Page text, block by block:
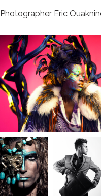
Photographer Eric